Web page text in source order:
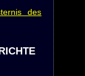
des